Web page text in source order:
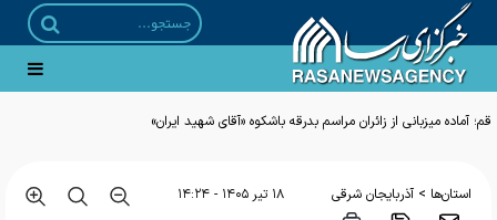
استان‌ها > آذربایجان شرقی ۱۸ تير ۱۴۰۵ - ۱۴:۲۴